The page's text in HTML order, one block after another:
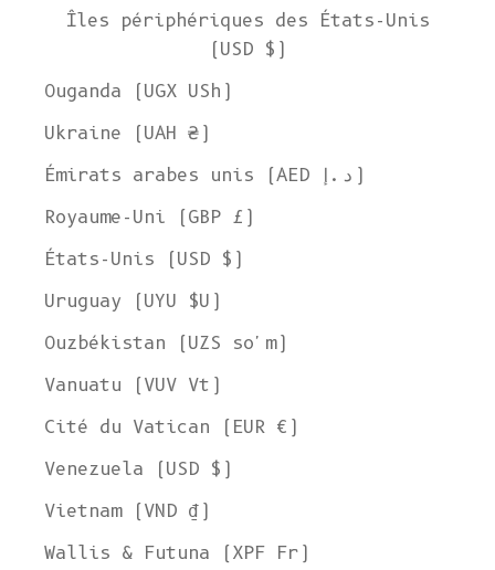
Îles périphériques des États-Unis
(USD $)
Ouganda (UGX USh)
Ukraine (UAH ₴)
Émirats arabes unis (AED د.إ)
Royaume-Uni (GBP £)
États-Unis (USD $)
Uruguay (UYU $U)
Ouzbékistan (UZS so'm)
Vanuatu (VUV Vt)
Cité du Vatican (EUR €)
Venezuela (USD $)
Vietnam (VND ₫)
Wallis & Futuna (XPF Fr)